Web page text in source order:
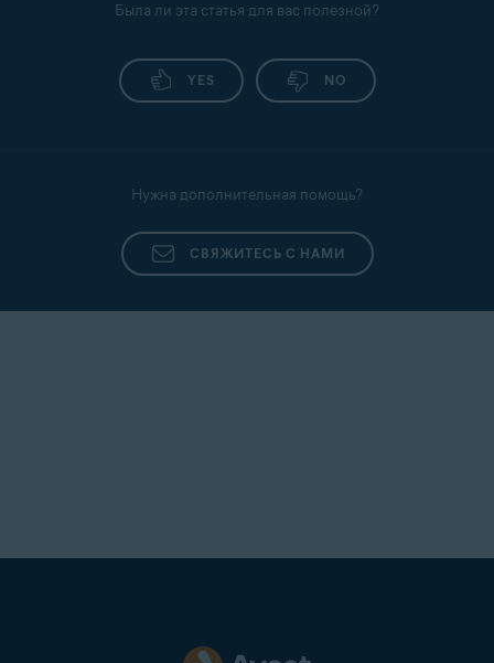
Была ли эта статья для вас полезной?
YES NO
Нужна дополнительная помощь?
СВЯЖИТЕСЬ С НАМИ